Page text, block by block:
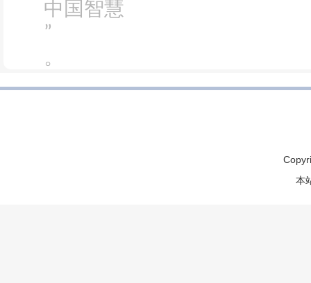
中国智慧
”
。
本